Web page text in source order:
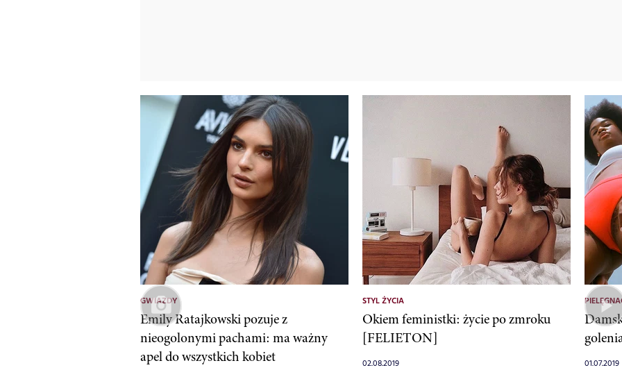
GWIAZDY
Emily Ratajkowski pozuje z
nieogolonymi pachami: ma ważny
apel do wszystkich kobiet
STYL ŻYCIA
Okiem feministki: życie po zmroku
[FELIETON]
02.08.2019 01.07.2019